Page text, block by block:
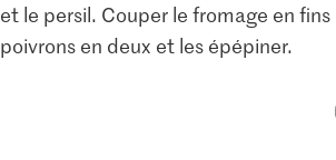
et le persil. Couper le fromage en
poivrons en deux et les épépiner.